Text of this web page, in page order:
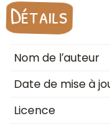
Détails
Nom de l′auteur
Date de mise à
Licence